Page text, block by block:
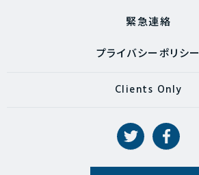
緊急連絡
プライバシーポリシー
Clients Only